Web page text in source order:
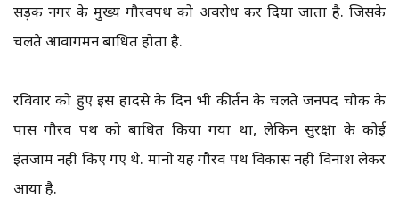
सड़क नगर के मुख्य गौरवपथ को अवरोध कर दिया जाता है. जिसके
चलते आवागमन बाधित होता है.
रविवार को हुए इस हादसे के दिन भी कीर्तन के चलते जनपद चौक के
पास गौरव पथ को बाधित किया गया था, लेकिन सुरक्षा के कोई
इंतजाम नही किए गए थे. मानो यह गौरव पथ विकास नही विनाश लेकर
आया है.